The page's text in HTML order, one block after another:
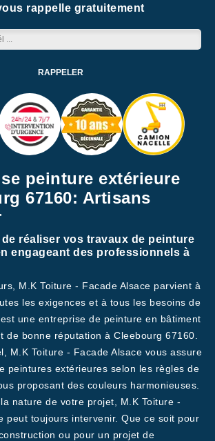
rappelle gratuitement
peinture extérieure
67160: Artisans
de réaliser vos travaux de peinture
engageant des professionnels à
M.K Toiture - Facade Alsace parvient à
les exigences et à tous les besoins de
une entreprise de peinture en bâtiment
de bonne réputation à Cleebourg 67160.
M.K Toiture - Facade Alsace vous assure
peintures extérieures selon les règles de
proposant des couleurs harmonieuses.
nature de votre projet, M.K Toiture -
peut toujours intervenir. Que ce soit pour
ou pour un projet de